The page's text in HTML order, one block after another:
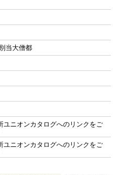
当大僧都
ユニオンカタログへのリンクをご
ユニオンカタログへのリンクをご